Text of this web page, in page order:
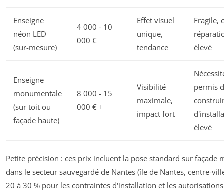
Enseigne
néon LED
(sur-mesure)
4 000 - 10
000 €
Effet visuel
unique,
tendance
Fragile,
élevé
Enseigne
monumentale
(sur toit ou
façade haute)
8 000 - 15
000 € +
Visibilité
maximale,
impact fort
permis
élevé
Petite précision : ces prix incluent la pose standard sur façade
dans le secteur sauvegardé de Nantes (île de Nantes, centre-
20 à 30 % pour les contraintes d'installation et les